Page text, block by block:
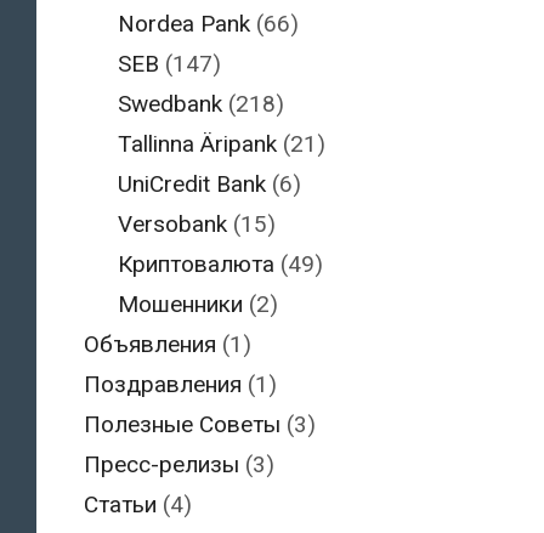
Nordea Pank (66)
SEB (147)
Swedbank (218)
Tallinna Äripank (21)
UniCredit Bank (6)
Versobank (15)
Криптовалюта (49)
Мошенники (2)
Объявления (1)
Поздравления (1)
Полезные Советы (3)
Пресс-релизы (3)
Статьи (4)